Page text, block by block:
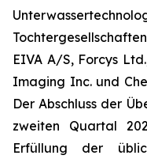
EIVA A/S, Forcys
Imaging Inc. und
Der Abschluss der
zweiten Quartal
Erfüllung der